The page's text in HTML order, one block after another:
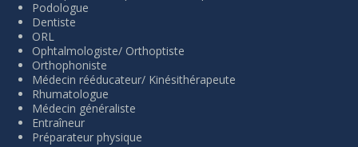
Podologue
Dentiste
ORL
Ophtalmologiste/ Orthoptiste
Orthophoniste
Médecin rééducateur/ Kinésithérapeute
Rhumatologue
Médecin généraliste
Entraîneur
Préparateur physique